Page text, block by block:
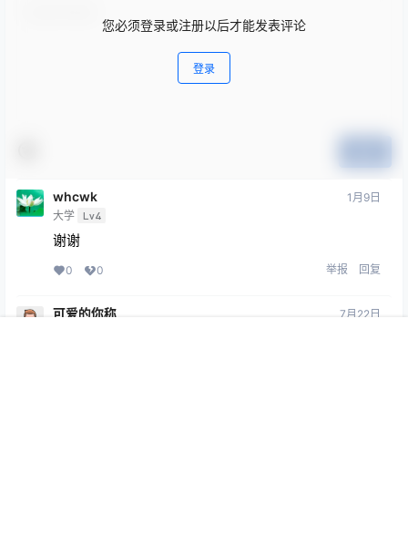
您必须登录或注册以后才能发表评论
登录
whcwk
大学 Lv4
1月9日
谢谢
0 0 举报 回复
可爱的你称 7月22日